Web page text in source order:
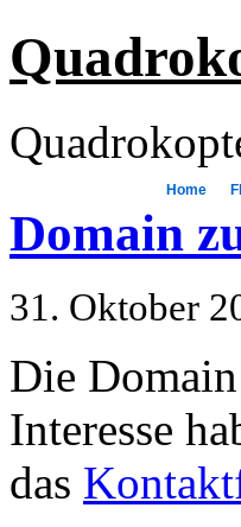
Home
Domain
31. Oktober
Die Domain
Interesse
das